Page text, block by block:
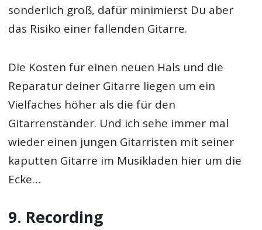
sonderlich groß, dafür minimierst Du aber
das Risiko einer fallenden Gitarre.
Die Kosten für einen neuen Hals und die
Reparatur deiner Gitarre liegen um ein
Vielfaches höher als die für den
Gitarrenständer. Und ich sehe immer mal
wieder einen jungen Gitarristen mit seiner
kaputten Gitarre im Musikladen hier um die
Ecke…
9. Recording